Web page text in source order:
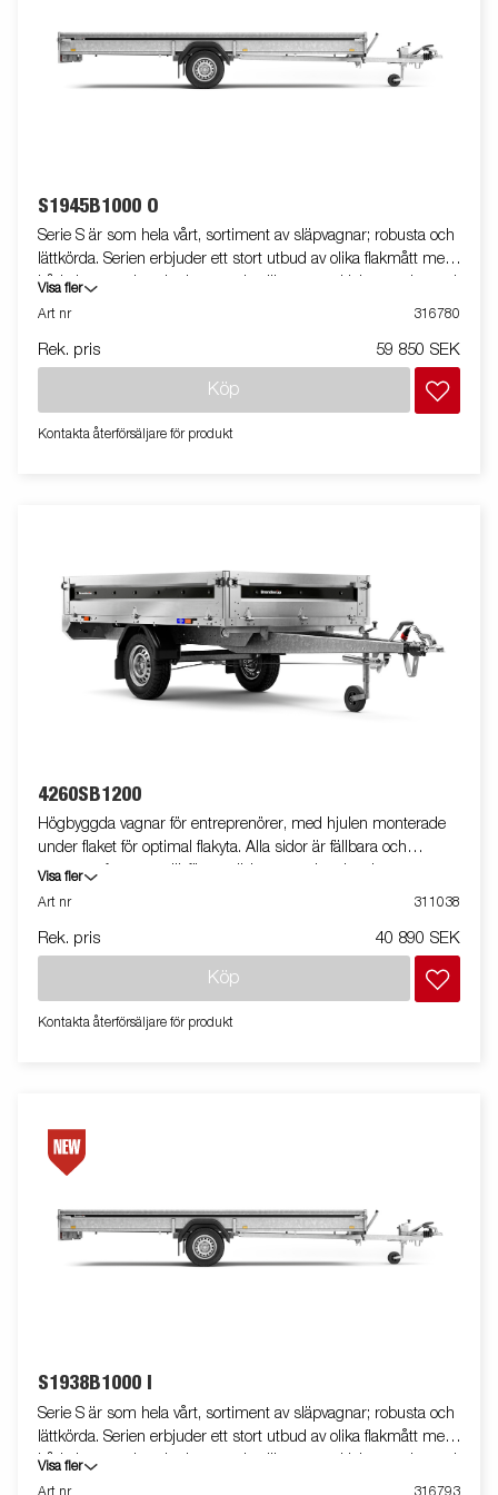
S1945B1000 O
Serie S är som hela vårt, sortiment av släpvagnar; robusta och
lättkörda. Serien erbjuder ett stort utbud av olika flakmått med
både bromsade och obromsade släpvagnar. Helsvetsade med
varmförzinkat chassi, allt för att tåla tuff användning.
släp i serien kan eller har utrustats med tippfunktion. Vagnen
Visa fler
Art nr
316780
Rek. pris 59 850 SEK
Köp
Kontakta återförsäljare för produkt
4260SB1200
Högbyggda vagnar för entreprenörer, med hjulen monterade
under flaket för optimal flakyta. Alla sidor är fällbara och
vagnarna fungerar därför utmärkt som arbetsbord,
marknadsvagn eller vid trucklastning. En kraftig stålkantsprofil
infällbara bindöglorna placerade.Vid lastning och lossning med
Vagnen på bilden kan vara extrautrustad.
Visa fler
Art nr
311038
Rek. pris 40 890 SEK
Köp
Kontakta återförsäljare för produkt
S1938B1000 I
Serie S är som hela vårt, sortiment av släpvagnar; robusta och
lättkörda. Serien erbjuder ett stort utbud av olika flakmått med
både bromsade och obromsade släpvagnar. Helsvetsade med
varmförzinkat chassi, allt för att tåla tuff användning.
Visa fler